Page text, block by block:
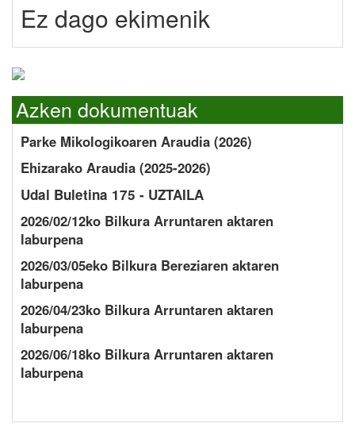
Ez dago ekimenik
Azken dokumentuak
Parke Mikologikoaren Araudia (2026)
Ehizarako Araudia (2025-2026)
Udal Buletina 175 - UZTAILA
2026/02/12ko Bilkura Arruntaren aktaren
laburpena
2026/03/05eko Bilkura Bereziaren aktaren
laburpena
2026/04/23ko Bilkura Arruntaren aktaren
laburpena
2026/06/18ko Bilkura Arruntaren aktaren
laburpena